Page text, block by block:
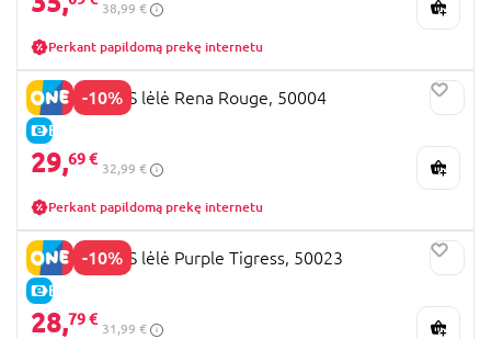
38,99 €
Perkant papildomą prekę internetu
-10%
E-KAINA
MIRACULOUS lėlė Rena Rouge, 50004
29,69 €
32,99 €
Perkant papildomą prekę internetu
-10%
E-KAINA
MIRACULOUS lėlė Purple Tigress, 50023
28,79 €
31,99 €